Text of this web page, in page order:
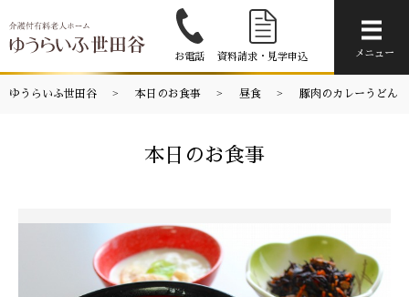
お電話 資料請求・見学申込 メニュー
ゆうらいふ世田谷 本日のお食事 昼食 豚肉のカレーうどん
本日のお食事